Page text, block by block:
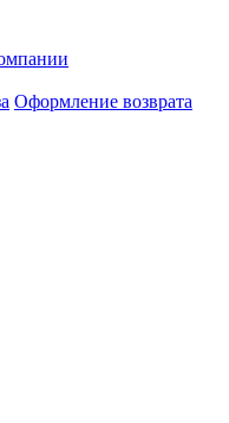
Оформление возврата